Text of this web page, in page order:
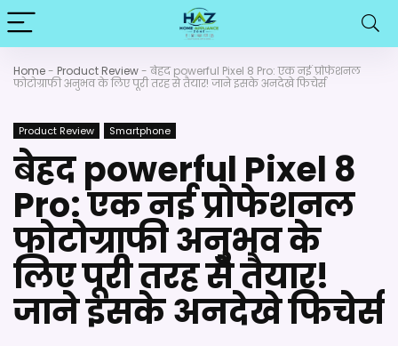
Home- Product Review- बेहद powerful Pixel 8 Pro: एक नई प्रोफेशनल
फोटोग्राफी अनुभव के लिए पूरी तरह से तैयार! जाने इसके अनदेखे फिचेर्स
Product Review Smartphone
बेहद powerful Pixel 8
Pro: एक नई प्रोफेशनल
फोटोग्राफी अनुभव के
लिए पूरी तरह से तैयार!
जाने इसके अनदेखे फिचेर्स